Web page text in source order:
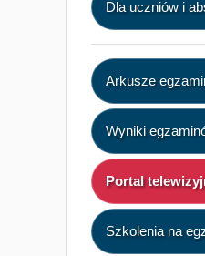
Dla uczniów i
Arkusze
Wyniki
Portal
Szkolenia na